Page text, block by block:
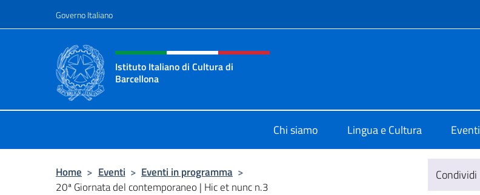
Governo Italiano
Intestazione sito, social e menù
Istituto Italiano di Cultura di
Barcellona
Chi siamo Lingua e Cultura Eventi
Home > Eventi > Eventi in programma >
20ª Giornata del contemporaneo | Hic et nunc n.3
Condividi